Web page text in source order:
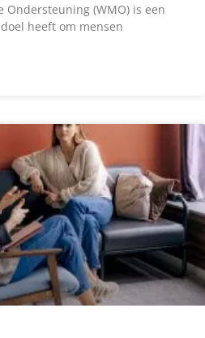
Ondersteuning (WMO) is een
heeft om mensen